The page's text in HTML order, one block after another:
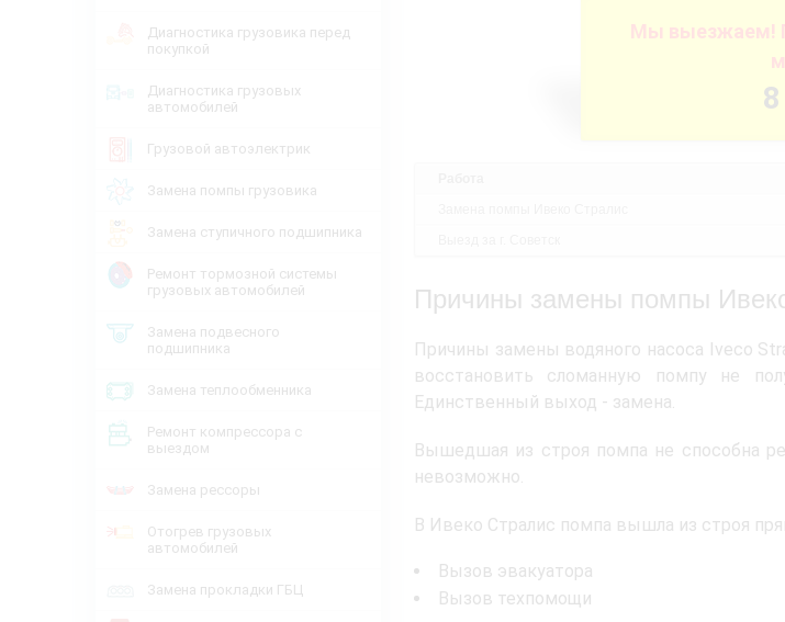
Диагностика грузовика перед
покупкой
Диагностика грузовых
автомобилей
Грузовой автоэлектрик
Замена помпы грузовика
Замена ступичного подшипника
Ремонт тормозной системы
грузовых автомобилей
Замена подвесного
подшипника
Замена теплообменника
Ремонт компрессора с
выездом
Замена рессоры
Отогрев грузовых
автомобилей
Замена прокладки ГБЦ
Мы выезжаем!
Причины замены помпы
Причины замены водяного насоса Iveco
восстановить сломанную помпу не
Единственный выход - замена.
Вышедшая из строя помпа не способна
невозможно.
В Ивеко Стралис помпа вышла из строя
Вызов эвакуатора
Вызов техпомощи